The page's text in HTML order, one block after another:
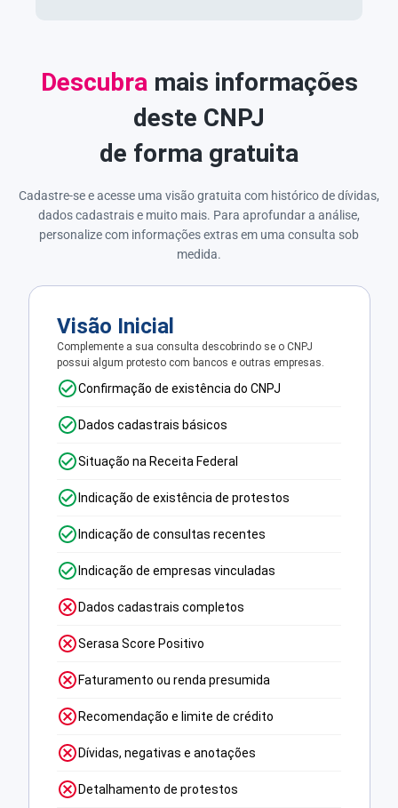
Descubra mais informações
deste CNPJ
de forma gratuita
Cadastre-se e acesse uma visão gratuita com histórico de dívidas,
dados cadastrais e muito mais. Para aprofundar a análise,
personalize com informações extras em uma consulta sob
medida.
Visão Inicial
Complemente a sua consulta descobrindo se o CNPJ
possui algum protesto com bancos e outras empresas.
Confirmação de existência do CNPJ
Dados cadastrais básicos
Situação na Receita Federal
Indicação de existência de protestos
Indicação de consultas recentes
Indicação de empresas vinculadas
Dados cadastrais completos
Serasa Score Positivo
Faturamento ou renda presumida
Recomendação e limite de crédito
Dívidas, negativas e anotações
Detalhamento de protestos